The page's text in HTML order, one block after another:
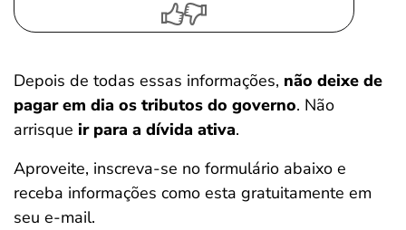
Depois de todas essas informações, não deixe de
pagar em dia os tributos do governo. Não
arrisque ir para a dívida ativa.
Aproveite, inscreva-se no formulário abaixo e
receba informações como esta gratuitamente em
seu e-mail.